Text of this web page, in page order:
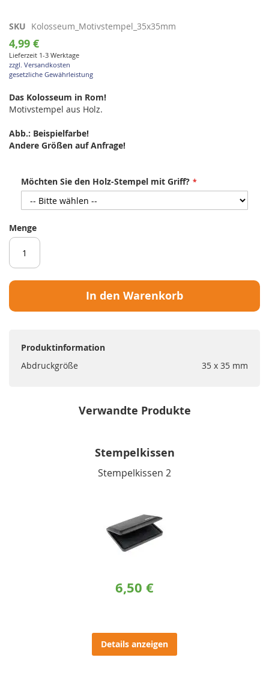
Zum
Anfang
der
Bildgalerie
springen
SKU Kolosseum_Motivstempel_35x35mm
4,99 €
Lieferzeit 1-3 Werktage
zzgl. Versandkosten
gesetzliche Gewährleistung
Das Kolosseum in Rom!
Motivstempel aus Holz.
Abb.: Beispielfarbe!
Andere Größen auf Anfrage!
Möchten Sie den Holz-Stempel mit Griff?
Menge
In den Warenkorb
Produktinformation
Abdruckgröße
35 x 35 mm
Verwandte Produkte
Stempelkissen
Stempelkissen 2
6,50 €
Details anzeigen